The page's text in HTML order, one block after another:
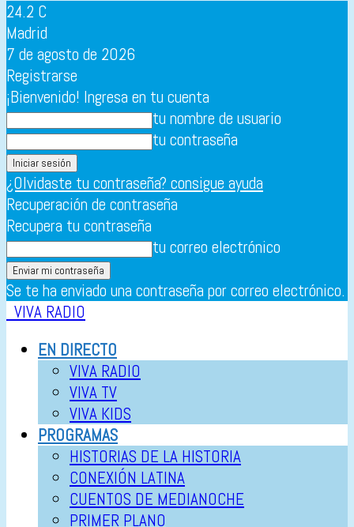
24.2 C
Madrid
7 de agosto de 2026
Registrarse
¡Bienvenido! Ingresa en tu cuenta
tu nombre de usuario
tu contraseña
¿Olvidaste tu contraseña? consigue ayuda
Recuperación de contraseña
Recupera tu contraseña
tu correo electrónico
Se te ha enviado una contraseña por correo electrónico.
VIVA RADIO
EN DIRECTO
VIVA RADIO
VIVA TV
VIVA KIDS
PROGRAMAS
HISTORIAS DE LA HISTORIA
CONEXIÓN LATINA
CUENTOS DE MEDIANOCHE
PRIMER PLANO